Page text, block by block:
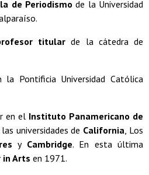
de Periodismo de la Universidad
titular de la cátedra de
la Pontificia Universidad Católica
en el Instituto Panamericano de
universidades de California, Los
y Cambridge. En esta última
in Arts en 1971.